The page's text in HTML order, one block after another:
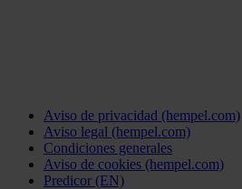
Aviso de privacidad (hempel.com)
Aviso legal (hempel.com)
Condiciones generales
Aviso de cookies (hempel.com)
Predicor (EN)